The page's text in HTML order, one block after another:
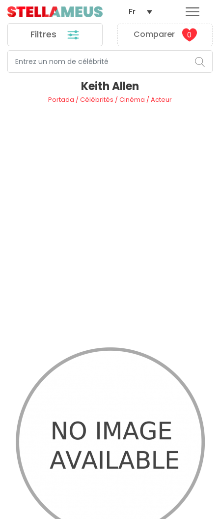
Filtres Comparer 0
Fr
Keith Allen
Portada /Célébrités /Cinéma /Acteur